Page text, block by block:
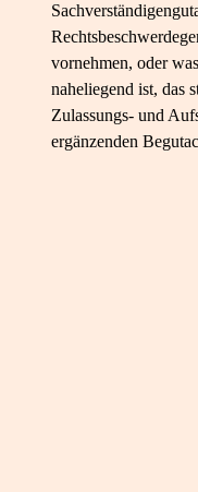
vornehmen, oder
naheliegend ist, das
Zulassungs- und
ergänzenden